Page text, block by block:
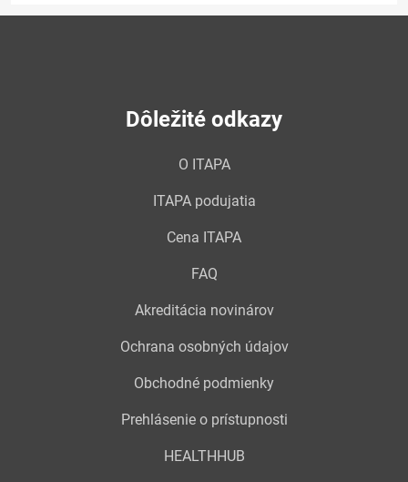
Dôležité odkazy
O ITAPA
ITAPA podujatia
Cena ITAPA
FAQ
Akreditácia novinárov
Ochrana osobných údajov
Obchodné podmienky
Prehlásenie o prístupnosti
HEALTHHUB